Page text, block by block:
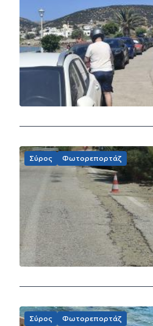
Σύρος Φωτορεπορτάζ
Σύρος Φωτορεπορτάζ